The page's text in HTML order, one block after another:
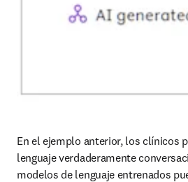
En el ejemplo anterior, los clínicos
lenguaje verdaderamente
modelos de lenguaje entrenados